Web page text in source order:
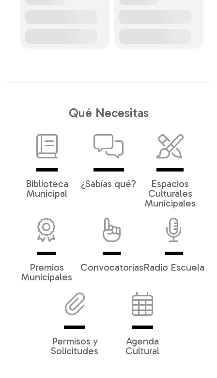
Qué Necesitas
Biblioteca
Municipal
¿Sabías qué?
Espacios
Culturales
Municipales
Premios
Municipales
ConvocatoriasRadio Escuela
Permisos y
Solicitudes
Agenda
Cultural